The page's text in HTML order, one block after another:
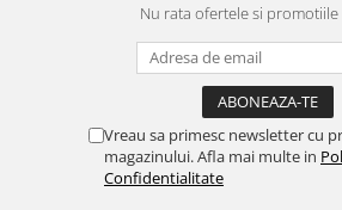
Nu rata ofertele si
Vreau sa primesc newsletter cu
magazinului. Afla mai multe in
Confidentialitate